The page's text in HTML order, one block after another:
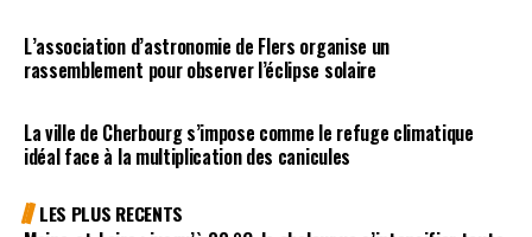
L’association d’astronomie de Flers organise un
rassemblement pour observer l’éclipse solaire
La ville de Cherbourg s’impose comme le refuge climatique
idéal face à la multiplication des canicules
LES PLUS RECENTS